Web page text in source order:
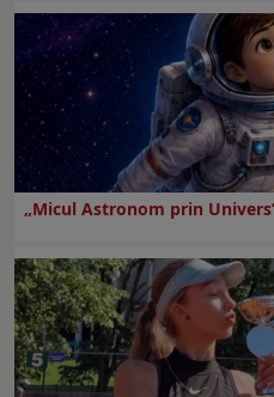
„Micul Astronom prin